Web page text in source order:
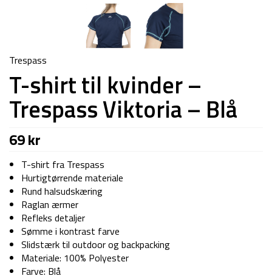
Trespass
T-shirt til kvinder –
Trespass Viktoria – Blå
69kr
T-shirt fra Trespass
Hurtigtørrende materiale
Rund halsudskæring
Raglan ærmer
Refleks detaljer
Sømme i kontrast farve
Slidstærk til outdoor og backpacking
Materiale: 100% Polyester
Farve: Blå